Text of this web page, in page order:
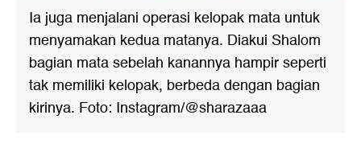
Ia juga menjalani operasi kelopak mata untuk
menyamakan kedua matanya. Diakui Shalom
bagian mata sebelah kanannya hampir seperti
tak memiliki kelopak, berbeda dengan bagian
kirinya. Foto: Instagram/@sharazaaa